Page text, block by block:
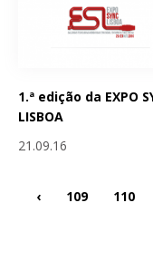
1.ª edição da EXPO
LISBOA
21.09.16
‹ 109 110